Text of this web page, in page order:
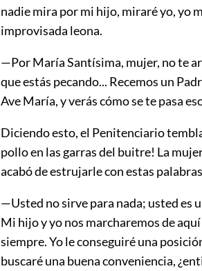
nadie mira por mi hijo, miraré yo, yo
improvisada leona.
—Por María Santísima, mujer, no te
que estás pecando... Recemos un
Ave María, y verás cómo se te pasa
Diciendo esto, el Penitenciario
pollo en las garras del buitre! La
acabó de estrujarle con estas
—Usted no sirve para nada; usted es
Mi hijo y yo nos marcharemos de
siempre. Yo le conseguiré una
buscaré una buena conveniencia,